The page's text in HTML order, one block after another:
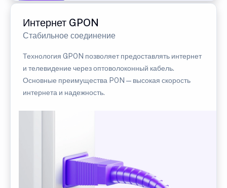
Интернет GPON
Стабильное соединение
Технология GPON позволяет предоставлять интернет
и телевидение через оптоволоконный кабель.
Основные преимущества PON — высокая скорость
интернета и надежность.